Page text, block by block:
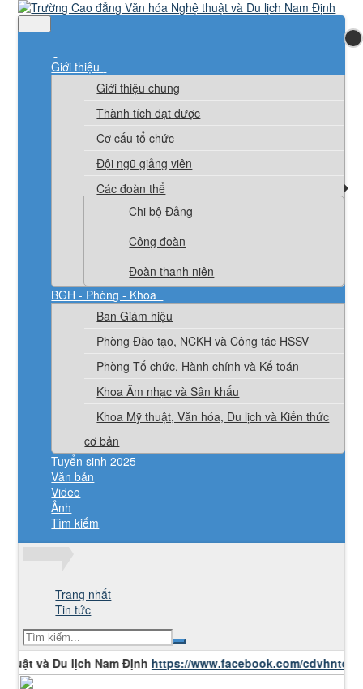
Giới thiệu
Giới thiệu chung
Thành tích đạt được
Cơ cấu tổ chức
Đội ngũ giảng viên
Các đoàn thể
Chi bộ Đảng
Công đoàn
Đoàn thanh niên
BGH - Phòng - Khoa
Ban Giám hiệu
Phòng Đào tạo, NCKH và Công tác HSSV
Phòng Tổ chức, Hành chính và Kế toán
Khoa Âm nhạc và Sân khấu
Khoa Mỹ thuật, Văn hóa, Du lịch và Kiến thức
cơ bản
Tuyển sinh 2025
Văn bản
Video
Ảnh
Tìm kiếm
Trang nhất
Tin tức
và Du lịch Nam Địnhhttps://www.facebook.com/cdvhntdlnd